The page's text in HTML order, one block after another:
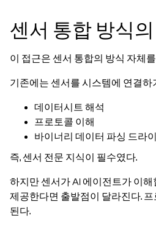
센서 통합 방식
이 접근은 센서 통합의 방식 자체
기존에는 센서를 시스템에 연결하
데이터시트 해석
프로토콜 이해
바이너리 데이터 파싱 드라
즉, 센서 전문 지식이 필수였다.
하지만 센서가 AI 에이전트가 이
제공한다면 출발점이 달라진다. 프
된다.